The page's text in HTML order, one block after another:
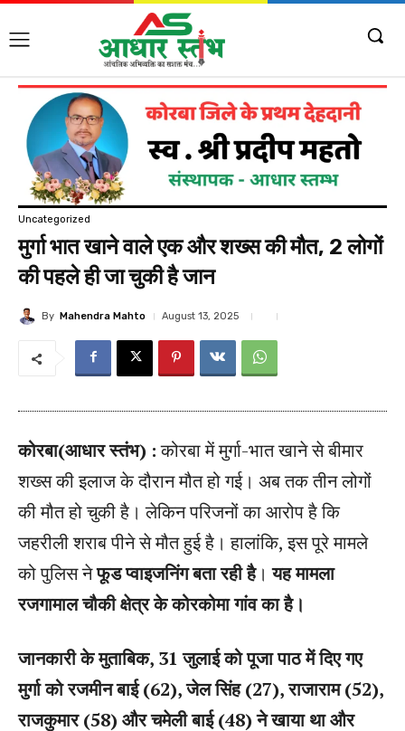
Uncategorized
मुर्गा भात खाने वाले एक और शख्स की मौत, 2 लोगों
की पहले ही जा चुकी है जान
By Mahendra Mahto August 13, 2025
कोरबा(आधार स्तंभ) :कोरबा में मुर्गा-भात खाने से बीमार
शख्स की इलाज के दौरान मौत हो गई। अब तक तीन लोगों
की मौत हो चुकी है। लेकिन परिजनों का आरोप है कि
जहरीली शराब पीने से मौत हुई है। हालांकि, इस पूरे मामले
को पुलिस नेफूड प्वाइजनिंग बता रही है।यह मामला
रजगामाल चौकी क्षेत्र के कोरकोमा गांव का है।
जानकारी के मुताबिक, 31 जुलाई को पूजा पाठ में दिए गए
मुर्गा को रजमीन बाई (62), जेल सिंह (27), राजाराम (52),
राजकुमार (58) और चमेली बाई (48) ने खाया था और